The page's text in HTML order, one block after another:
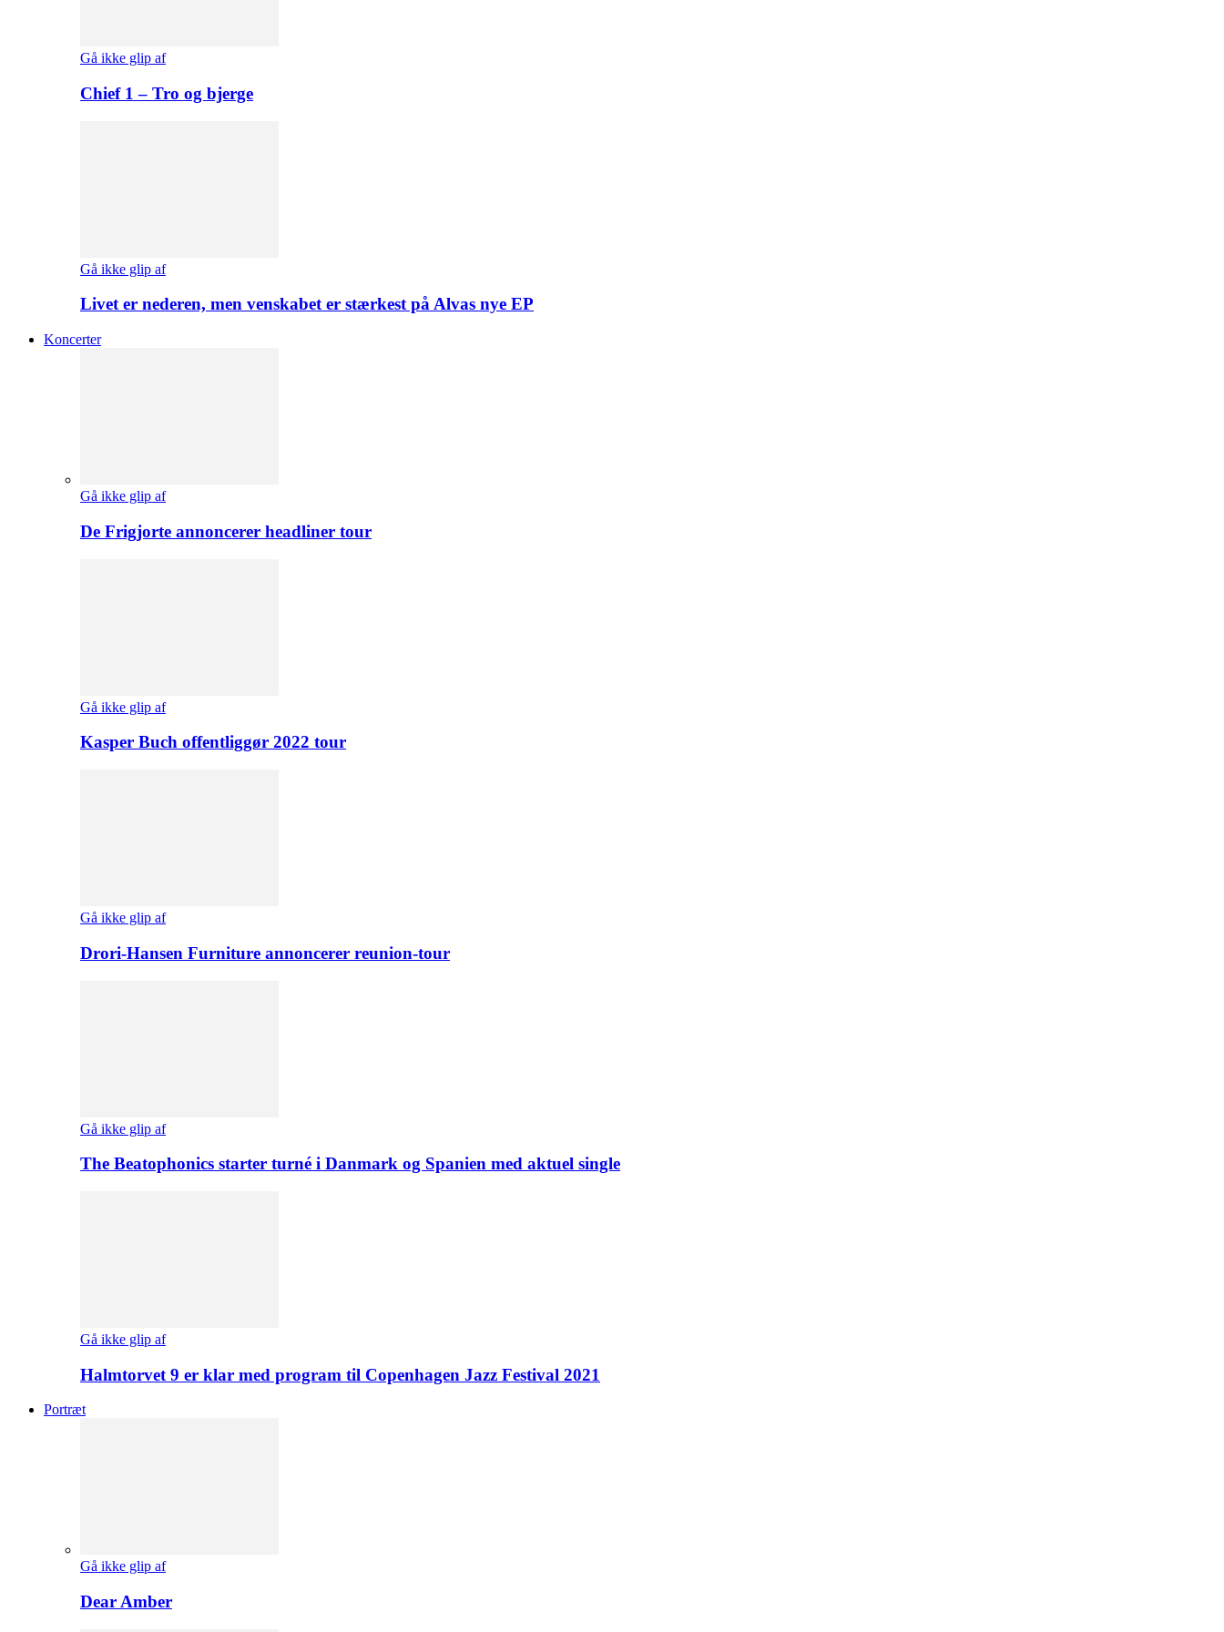
Gå ikke glip af
Chief 1 – Tro og bjerge
Gå ikke glip af
Livet er nederen, men venskabet er stærkest på Alvas nye EP
Koncerter
Gå ikke glip af
De Frigjorte annoncerer headliner tour
Gå ikke glip af
Kasper Buch offentliggør 2022 tour
Gå ikke glip af
Drori-Hansen Furniture annoncerer reunion-tour
Gå ikke glip af
The Beatophonics starter turné i Danmark og Spanien med aktuel single
Gå ikke glip af
Halmtorvet 9 er klar med program til Copenhagen Jazz Festival 2021
Portræt
Gå ikke glip af
Dear Amber